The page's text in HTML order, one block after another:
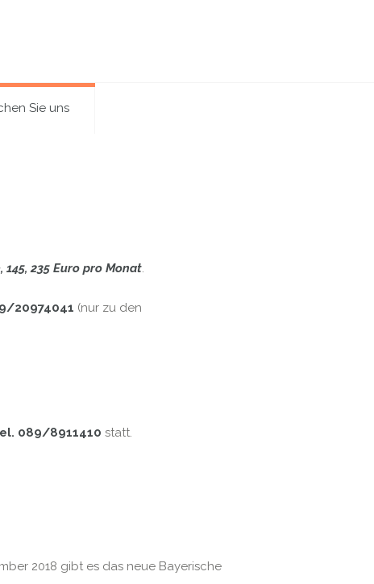
Sie uns
145, 235 Euro pro Monat.
20974041 (nur zu den
089/8911410 statt.
2018 gibt es das neue Bayerische